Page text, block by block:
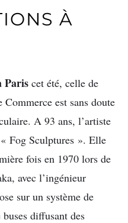
À
Paris cet été, celle de
Commerce est sans doute
A 93 ans, l’artiste
Fog Sculptures ». Elle
fois en 1970 lors de
avec l’ingénieur
sur un système de
diffusant des